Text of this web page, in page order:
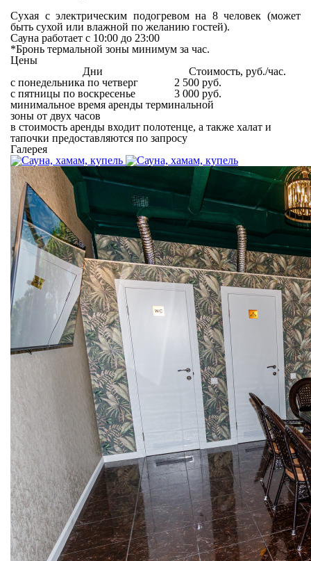
Сухая с электрическим подогревом на 8 человек (может
быть сухой или влажной по желанию гостей).
Сауна работает с 10:00 до 23:00
*Бронь термальной зоны минимум за час.
Цены
Дни
Стоимость, руб./час.
с понедельника по четверг
2 500 руб.
с пятницы по воскресенье
3 000 руб.
минимальное время аренды терминальной
зоны от двух часов
в стоимость аренды входит полотенце, а также халат и
тапочки предоставляются по запросу
Галерея